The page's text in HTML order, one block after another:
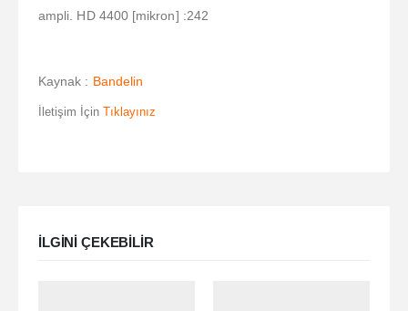
ampli. HD 4400 [mikron] :242
Kaynak : Bandelin
İletişim İçin Tıklayınız
ILGINI ÇEKEBILIR